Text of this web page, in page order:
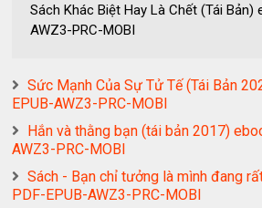
Sách Khác Biệt Hay Là Chết (Tái Bản)
AWZ3-PRC-MOBI
Sức Mạnh Của Sự Tử Tế (Tái Bản
EPUB-AWZ3-PRC-MOBI
Hắn và thằng bạn (tái bản 2017)
AWZ3-PRC-MOBI
Sách - Bạn chỉ tưởng là mình đang
PDF-EPUB-AWZ3-PRC-MOBI